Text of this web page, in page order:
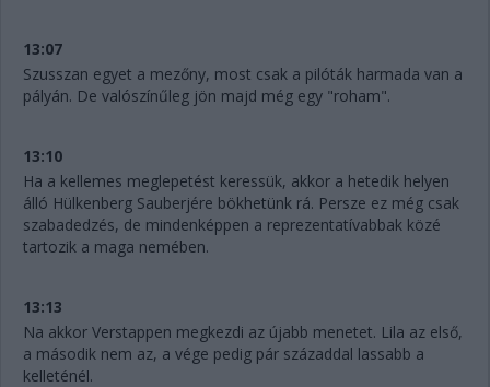
13:07
Szusszan egyet a mezőny, most csak a pilóták harmada van a
pályán. De valószínűleg jön majd még egy "roham".
13:10
Ha a kellemes meglepetést keressük, akkor a hetedik helyen
álló Hülkenberg Sauberjére bökhetünk rá. Persze ez még csak
szabadedzés, de mindenképpen a reprezentatívabbak közé
tartozik a maga nemében.
13:13
Na akkor Verstappen megkezdi az újabb menetet. Lila az első,
a második nem az, a vége pedig pár századdal lassabb a
kelleténél.